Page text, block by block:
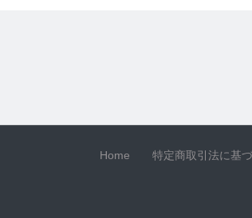
Home 特定商取引法に基